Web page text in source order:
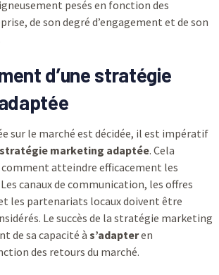
pesés en fonction des
de son degré d’engagement et de son
d’une stratégie
sur le marché est décidée, il est impératif
stratégie marketing adaptée. Cela
atteindre efficacement les
canaux de communication, les offres
les partenariats locaux doivent être
Le succès de la stratégie marketing
de sa capacité à s’adapteren
des retours du marché.